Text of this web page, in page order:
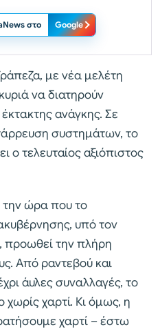
στο Google
με νέα μελέτη
να διατηρούν
ανάγκης. Σε
συστημάτων, το
ο τελευταίος αξιόπιστος
την ώρα που το
υπό τον
προωθεί την πλήρη
Από ραντεβού και
άυλες συναλλαγές, το
χωρίς χαρτί. Κι όμως, η
χαρτί – έστω